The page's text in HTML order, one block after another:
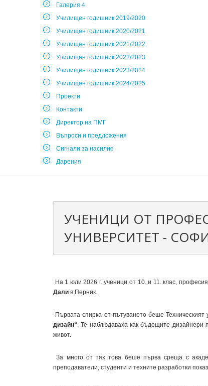
Галерия 4
Училищен годишник 2019/2020
Училищен годишник 2020/2021
Училищен годишник 2021/2022
Училищен годишник 2022/2023
Училищен годишник 2023/2024
Училищен годишник 2024/2025
Проекти
Контакти
Директор на ПМГ
Въпроси и предложения
Сигнали за насилие
Дарения
УЧЕНИЦИ ОТ
УНИВЕРСИТЕТ -
На 1 юли 2026 г. ученици от 10. и 11. клас, професия
Дали в Перник.
Първата спирка от пътуването беше
дизайн“. Те наблюдаваха как бъдещите дизайнери
живот.
За много от тях това беше първа среща с
преподаватели, студенти и техните разработки